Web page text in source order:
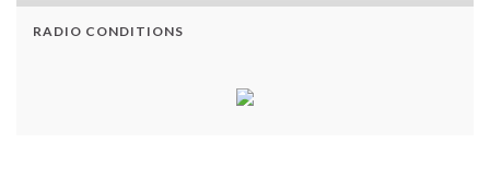
RADIO CONDITIONS